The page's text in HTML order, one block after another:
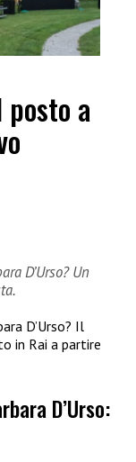
a
D’Urso? Un
D’Urso? Il
in Rai a partire
D’Urso: